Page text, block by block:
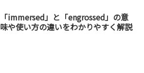
「immersed」と「engrossed」の意
味や使い方の違いをわかりやすく解説